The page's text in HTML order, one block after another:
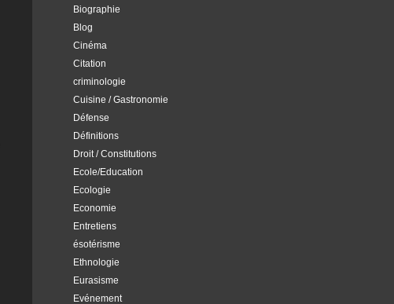
Biographie
Blog
Cinéma
Citation
criminologie
Cuisine / Gastronomie
Défense
Définitions
Droit / Constitutions
Ecole/Education
Ecologie
Economie
Entretiens
ésotérisme
Ethnologie
Eurasisme
Evénement